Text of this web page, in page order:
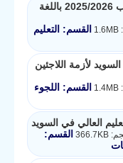
الدليل الدولي لجامعة لوند للطلاب 2025/2026 باللغة
القسم: التعليم
لأزمة اللاجئين
القسم: اللجوء
العالي في السويد
القسم: